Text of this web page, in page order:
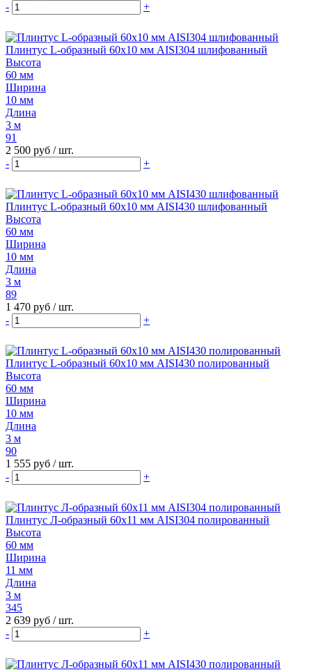
-
+
Плинтус L-образный 60х10 мм AISI304 шлифованный
Высота
60 мм
Ширина
10 мм
Длина
3 м
91
2 500 руб / шт.
-
+
Плинтус L-образный 60х10 мм AISI430 шлифованный
Высота
60 мм
Ширина
10 мм
Длина
3 м
89
1 470 руб / шт.
-
+
Плинтус L-образный 60х10 мм AISI430 полированный
Высота
60 мм
Ширина
10 мм
Длина
3 м
90
1 555 руб / шт.
-
+
Плинтус Л-образный 60х11 мм AISI304 полированный
Высота
60 мм
Ширина
11 мм
Длина
3 м
345
2 639 руб / шт.
-
+